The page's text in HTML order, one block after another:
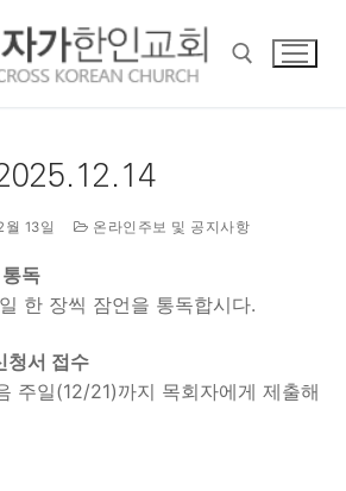
월 13일 온라인주보 및 공지사항
독
한 장씩 잠언을 통독합시다.
청서 접수
주일(12/21)까지 목회자에게 제출해